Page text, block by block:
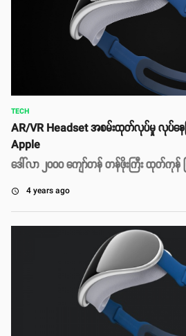
TECH
AR/VR Headset အစမ်းထုတ်လုပ်မှု လုပ်
Apple
ဒေါ်လာ ၂၀၀၀ ကျော်တန် တန်ဖိုးကြီး ထုတ်ကုန် ဖ
access_time 4 years ago